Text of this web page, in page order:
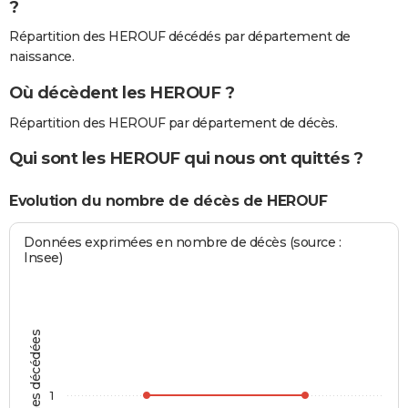
?
Répartition des HEROUF décédés par département de
naissance.
Où décèdent les HEROUF ?
Répartition des HEROUF par département de décès.
Qui sont les HEROUF qui nous ont quittés ?
Evolution du nombre de décès de HEROUF
Données exprimées en nombre de décès (source :
Insee)
1